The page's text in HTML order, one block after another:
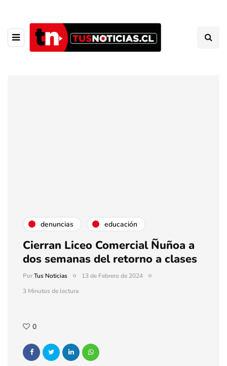
denuncias educación
Cierran Liceo Comercial Ñuñoa a
dos semanas del retorno a clases
PorTus Noticias
13 de Febrero de 2024
3 Minutos de lectura
0